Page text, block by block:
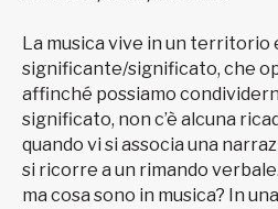
La musica vive in un
significante/significato, che
affinché possiamo
significato, non c’è alcuna
quando vi si associa una
si ricorre a un rimando
ma cosa sono in musica? In